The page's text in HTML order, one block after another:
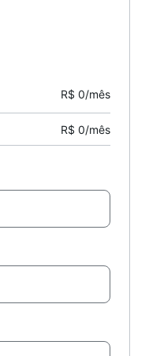
R$ 0/mês
R$ 0/mês